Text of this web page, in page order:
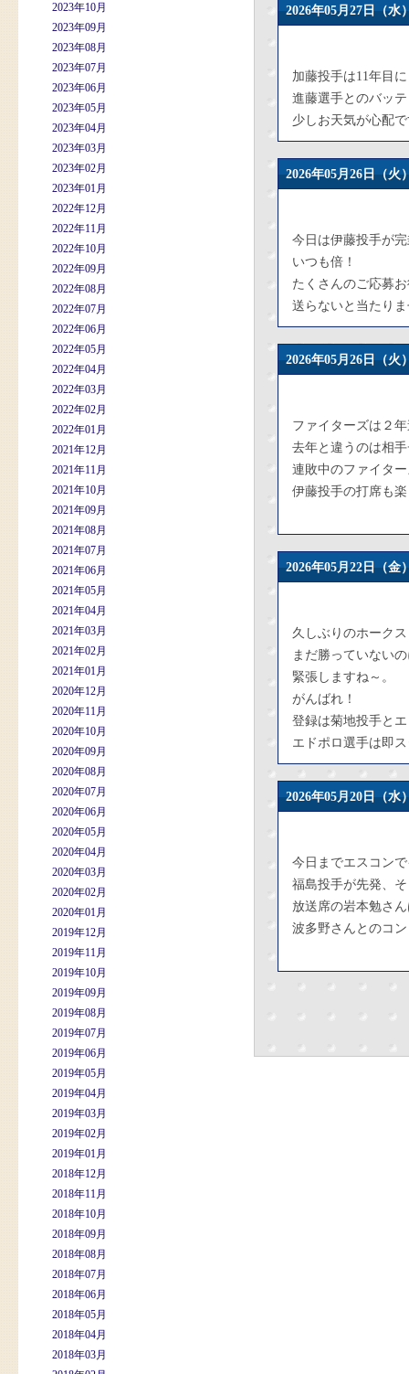
2023年10月
2023年09月
2023年08月
2023年07月
2023年06月
2023年05月
2023年04月
2023年03月
2023年02月
2023年01月
2022年12月
2022年11月
2022年10月
2022年09月
2022年08月
2022年07月
2022年06月
2022年05月
2022年04月
2022年03月
2022年02月
2022年01月
2021年12月
2021年11月
2021年10月
2021年09月
2021年08月
2021年07月
2021年06月
2021年05月
2021年04月
2021年03月
2021年02月
2021年01月
2020年12月
2020年11月
2020年10月
2020年09月
2020年08月
2020年07月
2020年06月
2020年05月
2020年04月
2020年03月
2020年02月
2020年01月
2019年12月
2019年11月
2019年10月
2019年09月
2019年08月
2019年07月
2019年06月
2019年05月
2019年04月
2019年03月
2019年02月
2019年01月
2018年12月
2018年11月
2018年10月
2018年09月
2018年08月
2018年07月
2018年06月
2018年05月
2018年04月
2018年03月
2026年05月27日
加藤投手は11年目
進藤選手とのバッ
少しお天気が心配
2026年05月26日
今日は伊藤投手が
いつも倍！
たくさんのご応募
送らないと当たり
2026年05月26日
ファイターズは２
去年と違うのは相
連敗中のファイタ
伊藤投手の打席も
2026年05月22日
久しぶりのホーク
まだ勝っていない
緊張しますね～。
がんばれ！
登録は菊地投手と
エドポロ選手は即
2026年05月20日
今日までエスコン
福島投手が先発、
放送席の岩本勉さ
波多野さんとのコ